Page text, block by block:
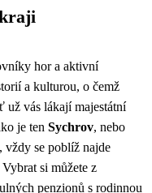
hor a aktivní
a kulturou, o čemž
už vás lákají majestátní
je ten Sychrov, nebo
, vždy se poblíž najde
si můžete z
penzionů s rodinnou